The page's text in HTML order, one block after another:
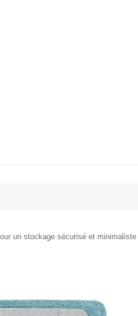
un stockage sécurisé et minimaliste